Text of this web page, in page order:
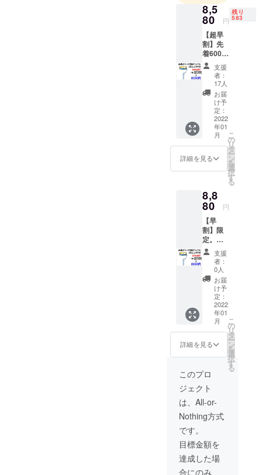
通信販売に
関する業務
の責任者：
お問い合わ
せ先：キャ
ンプファイ
ヤーの問合
せ先からお
問い合わせ
8,5
80 円
残り
583
【超早
割】先
着600名
様限
定。本
格ポ
ケット3
軸ジン
バル
IZELL-
L7PRO
1台
本格ポ
ケット3
軸ジン
バル
L7PRO
1台
販売予
定価格
税込
14080
円
（セッ
ト内
容） ・
ポケッ
ト3軸ジ
ンバル
IZELL-
L7PRO
×1 ・
Type-C
ミニ三
脚
×1（約
8cm）
・日本
語ユー
ル×1 ・
配送料
※ご注文
支援
者：
17人
お届
け予
定：
2022
年01
月
詳細を見る
こ
の
リ
タ
ー
ン
を
選
択
す
る
8,8
80 円
【早
割】限
定。本
格ポ
ケット3
軸ジン
バル
IZELL-
L7PRO
1台
本格ポ
ケット3
軸ジン
バル
IZELL-
L7PRO
1台
販売予
定価格
税込
14080
円
容） ・
ポケッ
ト3軸ジ
支援
者：
0人
お届
け予
定：
2022
年01
月
詳細を見る
こ
の
リ
タ
ー
ン
を
選
択
す
る
このプロ
ジェクト
は、All-or-
Nothing方式
です。
目標金額を
達成した場
合にのみ、